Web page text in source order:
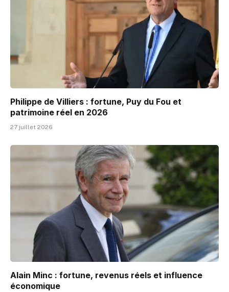
Philippe de Villiers : fortune, Puy du Fou et
patrimoine réel en 2026
27 juillet 2026
Alain Minc : fortune, revenus réels et influence
économique